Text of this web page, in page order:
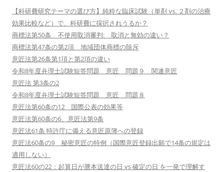
【科研費研究テーマの選び方】純粋な臨床試験（単剤 vs. ２剤の治療
効果比較など）で、科研費に採択されうるか？
商標法第50条 不使用取消審判: 取消と無効の違い？
商標法第47条の第2項 地域団体商標の除斥
意匠法第26条第1項と第2項の違い
令和8年度弁理士試験短答問題 意匠 問題９ 関連意匠
意匠法 第3条の2
令和8年度弁理士試験短答問題 意匠 問題８
意匠法第60条の12 国際公表の効果等
意匠法第60条の6、意匠法第9条
意匠法61条 特許庁に備える意匠原簿への登録
意匠法60条の9 秘密意匠の特例（国際意匠登録出願で14条の規定は
適用しない）
意匠法60の22：起算日が謄本送達の日 vs 確定の日 を一発で理解す